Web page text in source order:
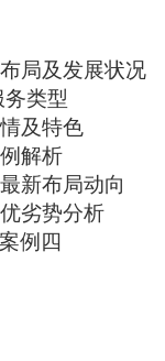
局及发展状况
类型
及特色
解析
新布局动向
劣势分析
例四